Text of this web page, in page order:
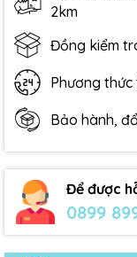
2km
Đồng kiểm
Phương
Bảo hành,
Để được
0899